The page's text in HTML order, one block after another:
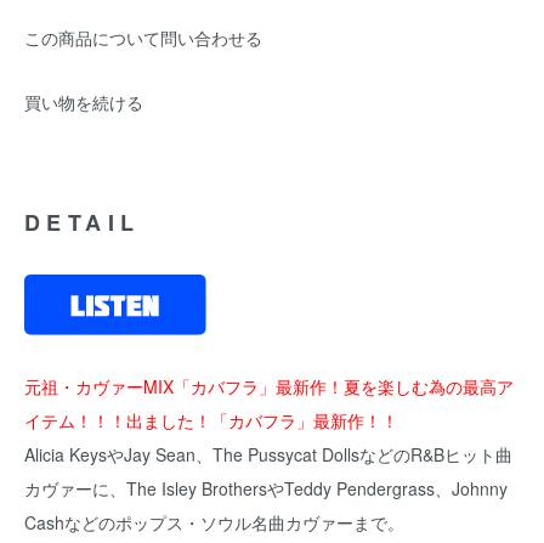
この商品について問い合わせる
買い物を続ける
DETAIL
元祖・カヴァーMIX「カバフラ」最新作！夏を楽しむ為の最高ア
イテム！！！出ました！「カバフラ」最新作！！
Alicia KeysやJay Sean、The Pussycat DollsなどのR&Bヒット曲
カヴァーに、The Isley BrothersやTeddy Pendergrass、Johnny
Cashなどのポップス・ソウル名曲カヴァーまで。